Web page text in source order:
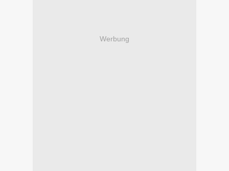
Werbung